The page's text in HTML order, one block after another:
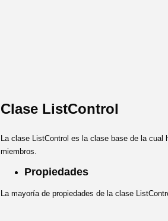
Clase ListControl
La clase ListControl es la clase base de la
miembros.
Propiedades
La mayoría de propiedades de la clase